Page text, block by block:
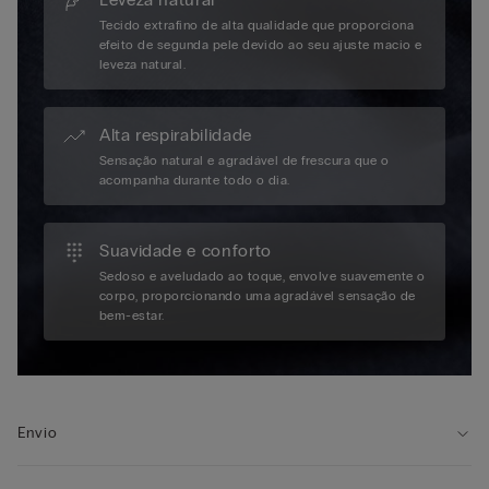
Tecido extrafino de alta qualidade que proporciona
efeito de segunda pele devido ao seu ajuste macio e
leveza natural.
Alta respirabilidade
Sensação natural e agradável de frescura que o
acompanha durante todo o dia.
Suavidade e conforto
Sedoso e aveludado ao toque, envolve suavemente o
corpo, proporcionando uma agradável sensação de
bem-estar.
Envio